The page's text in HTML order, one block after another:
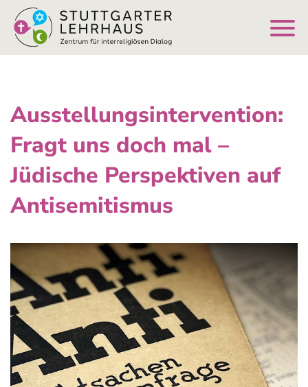
Ausstellungsintervention:
Fragt uns doch mal –
Jüdische Perspektiven auf
Antisemitismus